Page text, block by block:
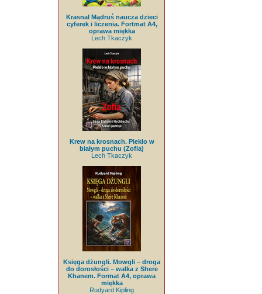
Krasnal Mądruś naucza dzieci
cyferek i liczenia. Fortmat A4,
oprawa miękka
Lech Tkaczyk
Krew na krosnach. Piekło w
białym puchu (Zofia)
Lech Tkaczyk
Księga dżungli. Mowgli – droga
do dorosłości – walka z Shere
Khanem. Format A4, oprawa
miękka
Rudyard Kipling